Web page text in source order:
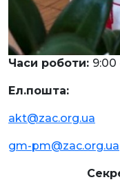
Часи роботи: 9:00
Ел.пошта:
akt@zac.org.ua
gm-pm@zac.org.ua